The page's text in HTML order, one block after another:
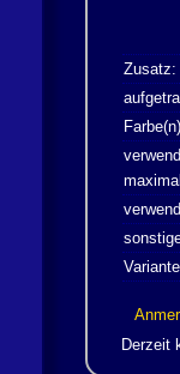
Zusatz:
Derzeit